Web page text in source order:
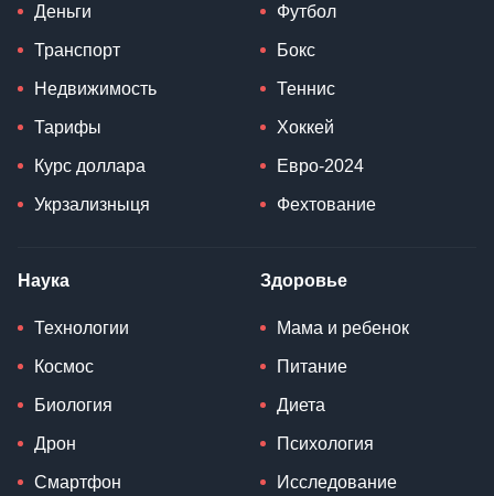
Деньги
Транспорт
Недвижимость
Тарифы
Курс доллара
Укрзализныця
Футбол
Бокс
Теннис
Хоккей
Евро-2024
Фехтование
Наука
Технологии
Космос
Биология
Дрон
Смартфон
Здоровье
Мама и ребенок
Питание
Диета
Психология
Исследование